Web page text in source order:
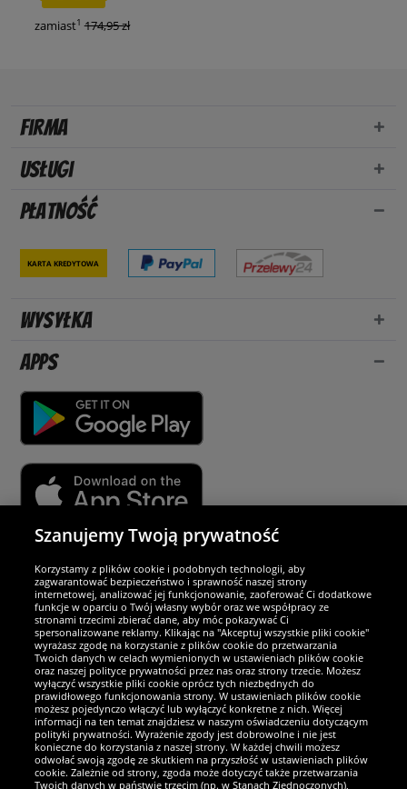
zamiast1 174,95 zł
Firma
Usługi
Płatność
Karta kredytowa
Wysyłka
Apps
Partnerzy i bezpieczeństwo
Jesteśmy wyjątkowi
Szanujemy Twoją prywatność
Korzystamy z plików cookie i podobnych technologii, aby
zagwarantować bezpieczeństwo i sprawność naszej strony
internetowej, analizować jej funkcjonowanie, zaoferować Ci dodatkowe
funkcje w oparciu o Twój własny wybór oraz we współpracy ze
stronami trzecimi zbierać dane, aby móc pokazywać Ci
spersonalizowane reklamy. Klikając na "Akceptuj wszystkie pliki cookie"
wyrażasz zgodę na korzystanie z plików cookie do przetwarzania
Twoich danych w celach wymienionych w ustawieniach plików cookie
oraz naszej polityce prywatności przez nas oraz strony trzecie. Możesz
wyłączyć wszystkie pliki cookie oprócz tych niezbędnych do
prawidłowego funkcjonowania strony. W ustawieniach plików cookie
możesz pojedynczo włączyć lub wyłączyć konkretne z nich. Więcej
informacji na ten temat znajdziesz w naszym oświadczeniu dotyczącym
polityki prywatności. Wyrażenie zgody jest dobrowolne i nie jest
konieczne do korzystania z naszej strony. W każdej chwili możesz
odwołać swoją zgodę ze skutkiem na przyszłość w ustawieniach plików
cookie. Zależnie od strony, zgoda może dotyczyć także przetwarzania
Twoich danych w państwie trzecim (np. w Stanach Zjednoczonych),